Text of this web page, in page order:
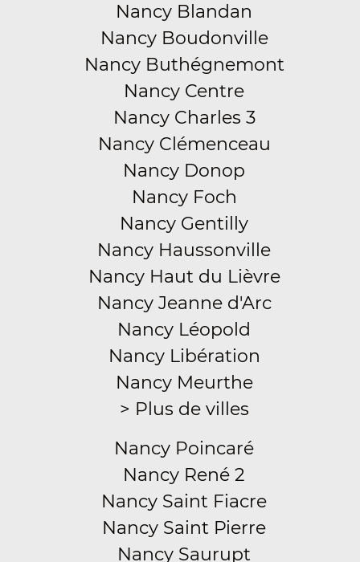
Nancy Blandan
Nancy Boudonville
Nancy Buthégnemont
Nancy Centre
Nancy Charles 3
Nancy Clémenceau
Nancy Donop
Nancy Foch
Nancy Gentilly
Nancy Haussonville
Nancy Haut du Lièvre
Nancy Jeanne d'Arc
Nancy Léopold
Nancy Libération
Nancy Meurthe
> Plus de villes
Nancy Poincaré
Nancy René 2
Nancy Saint Fiacre
Nancy Saint Pierre
Nancy Saurupt